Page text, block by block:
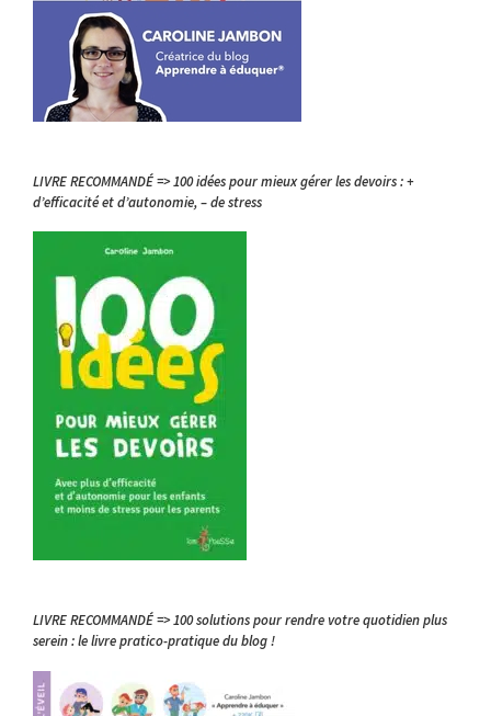
LIVRE RECOMMANDÉ => 100 idées pour mieux gérer les devoirs : +
d’efficacité et d’autonomie, – de stress
LIVRE RECOMMANDÉ => 100 solutions pour rendre votre quotidien plus
serein : le livre pratico-pratique du blog !